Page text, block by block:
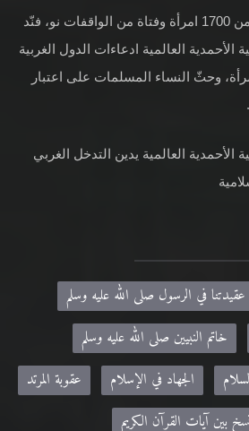
في خطابٍ أمام أكثر من 1700 امرأة وفتاة من الواقفات نو، فنّد
الأحمدية العالمية ادعاءات الدول الغربية
وحثّ النساء المسلمات على اعتبار
الأحمدية العالمية يدين التدخل الغربي
عقيدتنا في الرسول صلى الله عليه وسلم
خاتم النبيين صلى الله عليه وسلم
الجهاد في الإسلام
عقوبة المرتد
بين آيات القرآن الكريم